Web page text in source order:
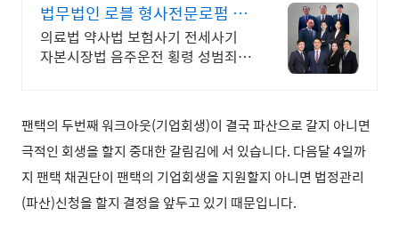
법무법인 로블 형사전문로펌 경
찰조사 부터 전담팀운영
의료법 약사법 보험사기 전세사기
자본시장법 음주운전 횡령 성범죄
팬택의 두번째 워크아웃(기업회생)이 결국 파산으로 갈지 아니면
극적인 회생을 할지 중대한 갈림김에 서 있습니다. 다음달 4일까
지 팬택 채권단이 팬택의 기업회생을 지원할지 아니면 법정관리
(파산)신청을 할지 결정을 앞두고 있기 때문입니다.